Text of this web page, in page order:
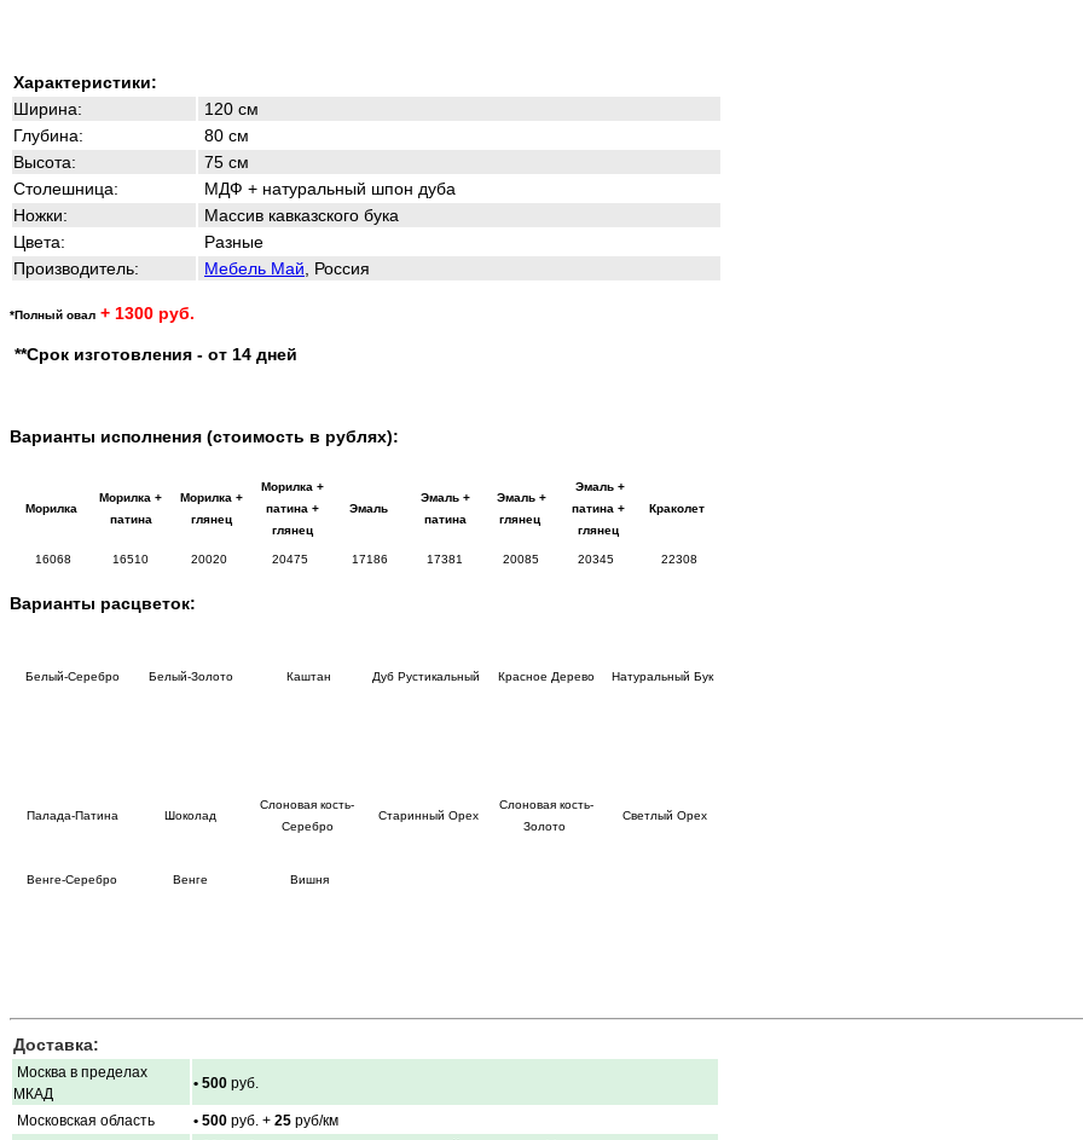
Характеристики:
Ширина:
120 см
Глубина:
80 см
Высота:
75 см
Столешница:
МДФ + натуральный шпон дуба
Ножки:
Массив кавказского бука
Цвета:
Разные
Производитель:
Мебель Май , Россия
*Полный овал + 1300 руб.
**Срок изготовления - от 14 дней
Варианты исполнения (стоимость в рублях):
Морилка
Морилка +
патина
Морилка +
глянец
Морилка +
патина +
глянец
Эмаль
Эмаль +
патина
Эмаль +
глянец
Эмаль +
патина +
глянец
Краколет
16068 16510 20020 20475 17186 17381 20085 20345 22308
Варианты расцветок:
Белый-Серебро Белый-Золото Каштан Дуб Рустикальный Красное Дерево Натуральный Бук
Палада-Патина Шоколад
Слоновая кость-
Серебро
Старинный Орех
Слоновая кость-
Золото
Светлый Орех
Венге-Серебро Венге Вишня
Доставка:
Москва в пределах
МКАД
• 500 руб.
Московская область • 500 руб. + 25 руб/км